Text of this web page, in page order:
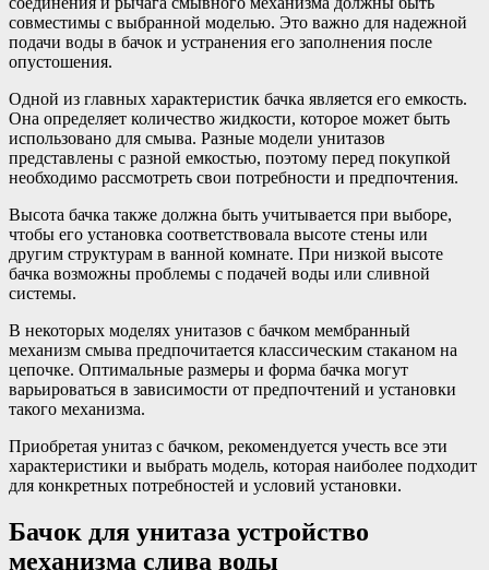
совместимы с выбранной моделью. Это важно для надежной
подачи воды в бачок и устранения его заполнения после
опустошения.
Одной из главных характеристик бачка является его емкость.
Она определяет количество жидкости, которое может быть
использовано для смыва. Разные модели унитазов
представлены с разной емкостью, поэтому перед покупкой
необходимо рассмотреть свои потребности и предпочтения.
Высота бачка также должна быть учитывается при выборе,
чтобы его установка соответствовала высоте стены или
другим структурам в ванной комнате. При низкой высоте
бачка возможны проблемы с подачей воды или сливной
системы.
В некоторых моделях унитазов с бачком мембранный
механизм смыва предпочитается классическим стаканом на
цепочке. Оптимальные размеры и форма бачка могут
варьироваться в зависимости от предпочтений и установки
такого механизма.
Приобретая унитаз с бачком, рекомендуется учесть все эти
характеристики и выбрать модель, которая наиболее подходит
для конкретных потребностей и условий установки.
Бачок для унитаза устройство
механизма слива воды